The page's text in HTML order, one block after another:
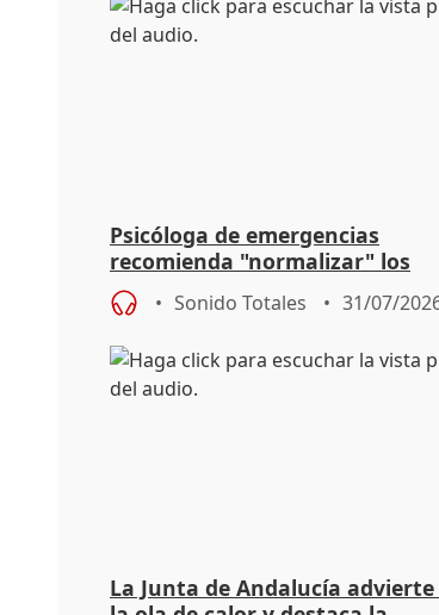
Psicóloga de emergencias
recomienda "normalizar" los
síntomas tras sufrir un incendio
Sonido Totales 31/07/
La Junta de Andalucía